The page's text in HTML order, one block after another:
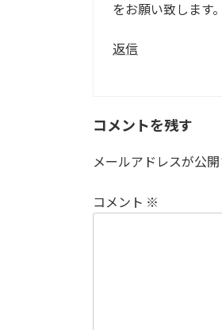
をお願い致します。
返信
コメントを残す
メールアドレスが公
コメント ※